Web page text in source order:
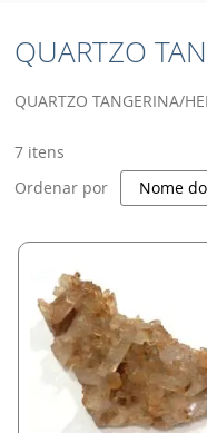
QUARTZO
QUARTZO TANGERINA/
7 itens
Ordenar por